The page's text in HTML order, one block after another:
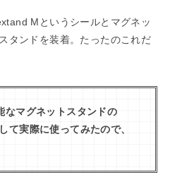
Mというシールとマグネッ
タンドを装着。たったのこれだ
なマグネットスタンドの
て実際に使ってみたので、